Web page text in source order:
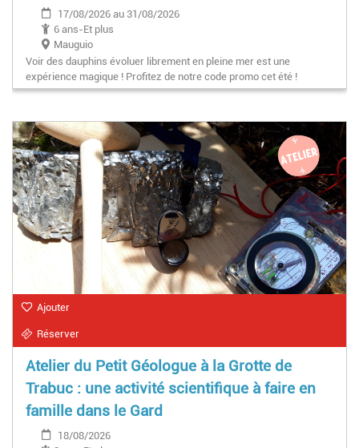
17/08/2026 au 31/08/2026
6 ans-Et plus
Mauguio
Voir des dauphins évoluer librement en pleine mer est une
expérience magique ! Profitez de notre code promo cet été !
Ajouter
Réserver
Atelier du Petit Géologue à la Grotte de
Trabuc : une activité scientifique à faire en
famille dans le Gard
18/08/2026